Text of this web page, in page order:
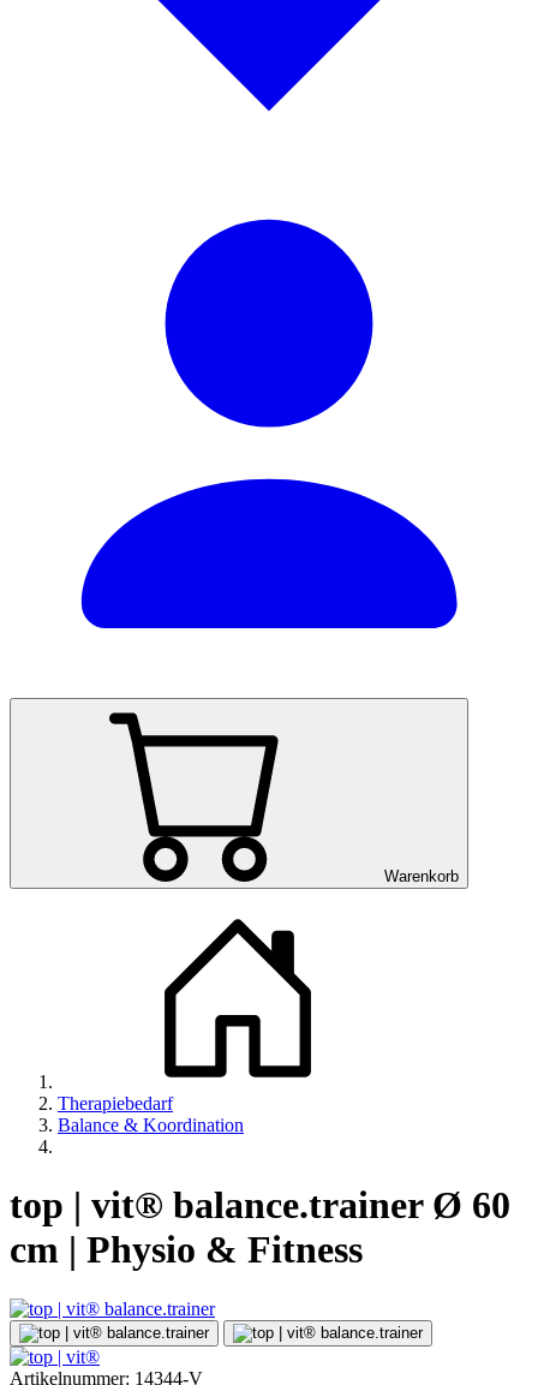
Warenkorb
Therapiebedarf
Balance & Koordination
top | vit® balance.trainer Ø 60
cm | Physio & Fitness
Artikelnummer: 14344-V